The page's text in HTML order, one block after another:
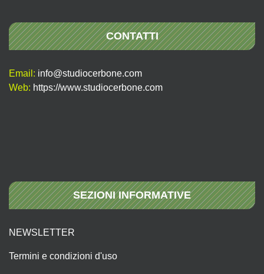
CONTATTI
Email: info@studiocerbone.com
Web: https://www.studiocerbone.com
SEZIONI INFORMATIVE
NEWSLETTER
Termini e condizioni d'uso